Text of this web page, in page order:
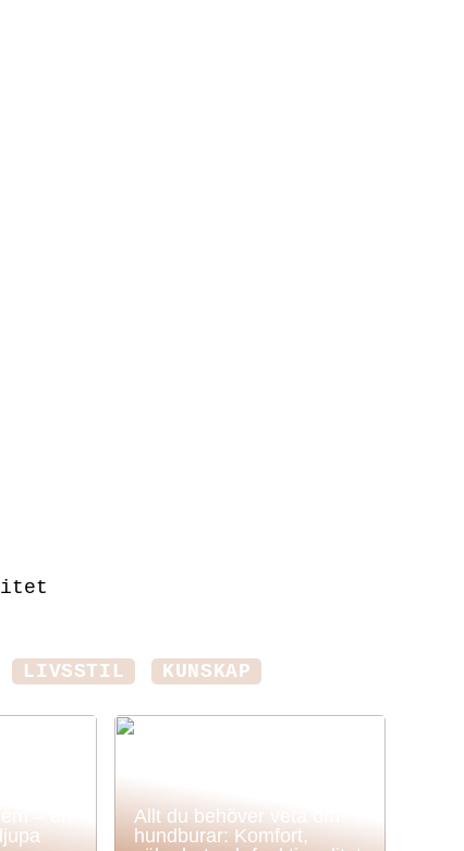
LIVSSTIL KUNSKAP
– en
Allt du behöver veta om
hundburar: Komfort,